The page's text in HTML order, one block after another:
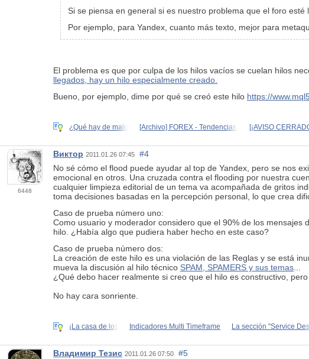
Si se piensa en general si es nuestro problema que el foro
Por ejemplo, para Yandex, cuanto más texto, mejor para
El problema es que por culpa de los hilos vacíos se cuelan hilos
llegados, hay un hilo especialmente creado.
Bueno, por ejemplo, dime por qué se creó este hilo https://
¿Qué hay de malo [Archivo] FOREX - Tendencias, [¡AVISO
6448
Виктор 2011.01.26 07:45
#4
No sé cómo el flood puede ayudar al top de Yandex, pero se nos
emocional en otros. Una cruzada contra el flooding por nuestra
cualquier limpieza editorial de un tema va acompañada de gritos
toma decisiones basadas en la percepción personal, lo que crea
Caso de prueba número uno:
Como usuario y moderador considero que el 90% de los mensajes
hilo. ¿Había algo que pudiera haber hecho en este caso?
Caso de prueba número dos:
La creación de este hilo es una violación de las Reglas y se está
mueva la discusión al hilo técnico SPAM, SPAMERS y sus temas...
¿Qué debo hacer realmente si creo que el hilo es constructivo,
No hay cara sonriente.
¡La casa de los Indicadores Multi Timeframe La sección "Service
Владимир Тезис 2011.01.26 07:50
#5